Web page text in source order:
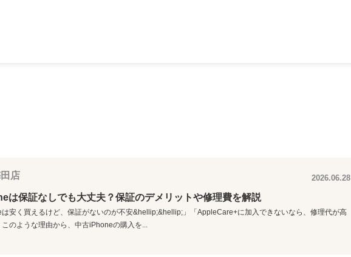
店 2026.06.28
は保証なしでも大丈夫？保証のデメリットや修理費を解説
は安く買えるけど、保証がないのが不安&hellip;&hellip;」「AppleCare+に加入できないなら、修理代が高
このような理由から、中古iPhoneの購入を...